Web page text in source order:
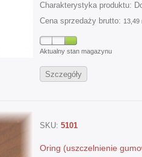
Charakterystyka produktu:
Cena sprzedaży brutto: 13,49
Aktualny stan magazynu
Szczegóły
SKU: 5101
Oring (uszczelnienie